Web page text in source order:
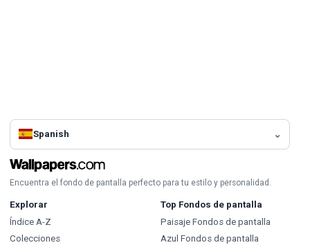
Spanish
Encuentra el fondo de pantalla perfecto para tu estilo y personalidad.
Explorar
Índice A-Z
Colecciones
Top Fondos de pantalla
Paisaje Fondos de pantalla
Azul Fondos de pantalla